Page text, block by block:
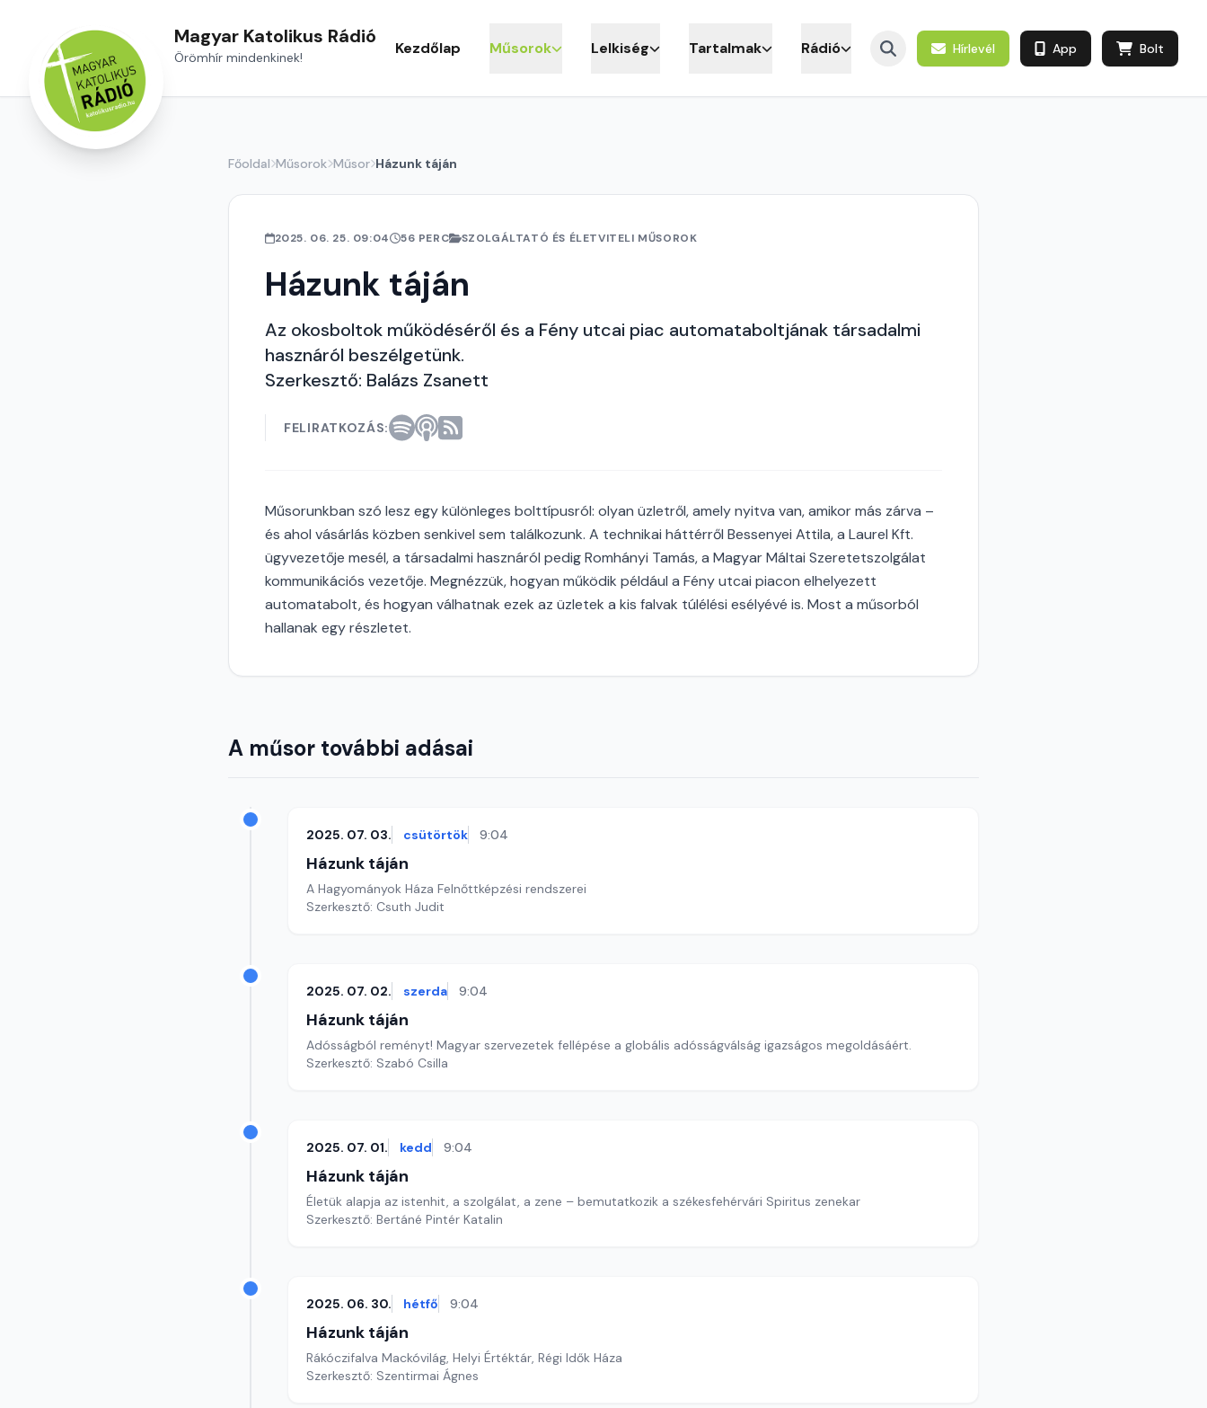
Magyar Katolikus Rádió
Örömhír mindenkinek! Kezdőlap Műsorok Lelkiség Tartalmak Rádió Hírlevél App Bolt
Főoldal Műsorok Műsor Házunk táján
2025. 06. 25. 09:04 56 PERC SZOLGÁLTATÓ ÉS ÉLETVITELI MŰSOROK
Házunk táján
Az okosboltok működéséről és a Fény utcai piac automataboltjának társadalmi
hasznáról beszélgetünk.
Szerkesztő: Balázs Zsanett
FELIRATKOZÁS:
Műsorunkban szó lesz egy különleges bolttípusról: olyan üzletről, amely nyitva van, amikor más zárva –
és ahol vásárlás közben senkivel sem találkozunk. A technikai háttérről Bessenyei Attila, a Laurel Kft.
ügyvezetője mesél, a társadalmi hasznáról pedig Romhányi Tamás, a Magyar Máltai Szeretetszolgálat
kommunikációs vezetője. Megnézzük, hogyan működik például a Fény utcai piacon elhelyezett
automatabolt, és hogyan válhatnak ezek az üzletek a kis falvak túlélési esélyévé is. Most a műsorból
hallanak egy részletet.
A műsor további adásai
2025. 07. 03. csütörtök 9:04
Házunk táján
A Hagyományok Háza Felnőttképzési rendszerei
Szerkesztő: Csuth Judit
2025. 07. 02. szerda 9:04
Házunk táján
Adósságból reményt! Magyar szervezetek fellépése a globális adósságválság igazságos megoldásáért.
Szerkesztő: Szabó Csilla
2025. 07. 01. kedd 9:04
Házunk táján
Életük alapja az istenhit, a szolgálat, a zene – bemutatkozik a székesfehérvári Spiritus zenekar
Szerkesztő: Bertáné Pintér Katalin
2025. 06. 30. hétfő 9:04
Házunk táján
Rákóczifalva Mackóvilág, Helyi Értéktár, Régi Idők Háza
Szerkesztő: Szentirmai Ágnes